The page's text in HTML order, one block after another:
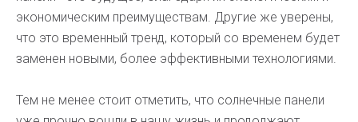
экономическим преимуществам. Другие же уверены,
что это временный тренд, который со временем будет
заменен новыми, более эффективными технологиями.
Тем не менее стоит отметить, что солнечные панели